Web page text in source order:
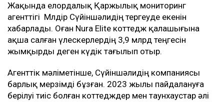
Жақында елордалық Қаржылық мониторинг
агенттігі Мөлдір Сүйіншәлидің тергеуде екенін
хабарлады. Оған Nura Elite коттедж қалашығына
ақша салған үлескерлердің 3,9 млрд теңгесін
жымқырды деген күдік тағылып отыр.
Агенттік мәліметінше, Сүйіншәлидің компаниясы
барлық мерзімді бұзған. 2023 жылы пайдалануға
берілуі тиіс болған коттедждер мен таунхаустар әлі